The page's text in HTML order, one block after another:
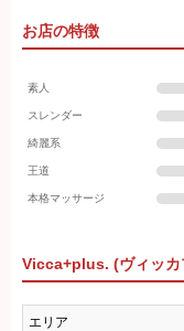
お店の特徴
素人
スレンダー
綺麗系
王道
本格マッサージ
Vicca+plus. (ヴィッカ
エリア